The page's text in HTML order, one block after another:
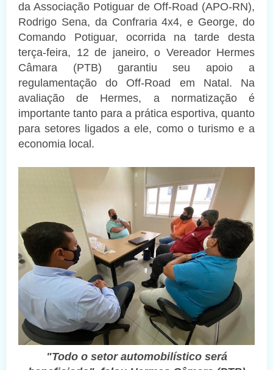
da Associação Potiguar de Off-Road (APO-RN),
Rodrigo Sena, da Confraria 4x4, e George, do
Comando Potiguar, ocorrida na tarde desta
terça-feira, 12 de janeiro, o Vereador Hermes
Câmara (PTB) garantiu seu apoio a
regulamentação do Off-Road em Natal. Na
avaliação de Hermes, a normatização é
importante tanto para a prática esportiva, quanto
para setores ligados a ele, como o turismo e a
economia local.
"Todo o setor automobilístico será